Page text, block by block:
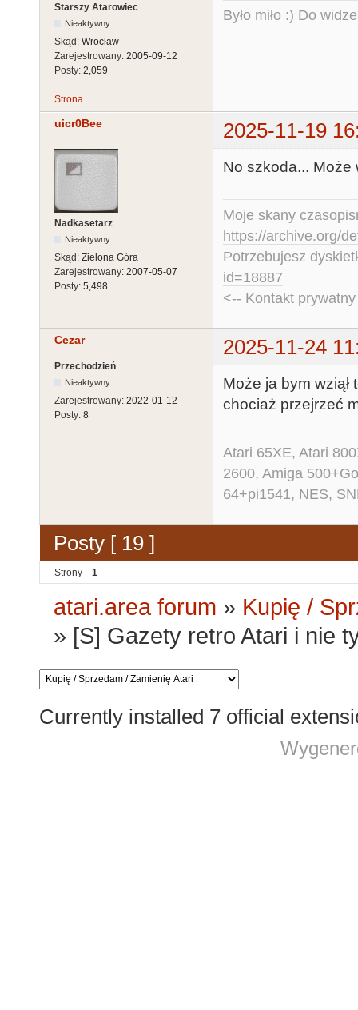
Starszy Atarowiec
Nieaktywny
Skąd: Wrocław
Zarejestrowany: 2005-09-12
Posty: 2,059
Było miło :) Do
Strona
uicr0Bee 2025-11-19
Nadkasetarz
Nieaktywny
Skąd: Zielona Góra
Zarejestrowany: 2007-05-07
Posty: 5,498
No szkoda... Może
Moje skany
https://archive.org/
Potrzebujesz
id=18887
<-- Kontakt
Cezar 2025-11-24
Przechodzień
Nieaktywny
Zarejestrowany: 2022-01-12
Posty: 8
Może ja bym
chociaż przejrzeć
Atari 65XE, Atari
2600, Amiga
64+pi1541, NES,
Posty [ 19 ]
Strony 1
atari.area forum » Kupię /
» [S] Gazety retro Atari i nie
Currently installed 7 official